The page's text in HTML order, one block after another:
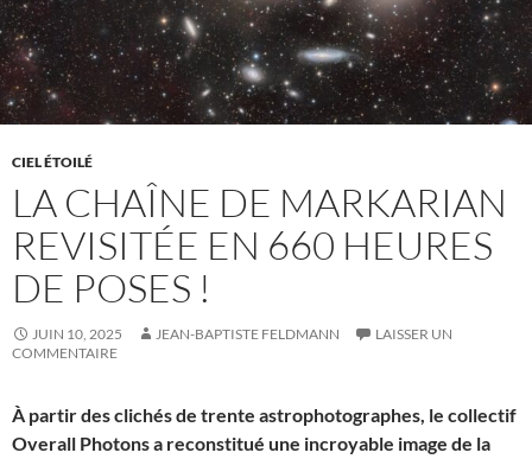
CIEL ÉTOILÉ
LA CHAÎNE DE MARKARIAN
REVISITÉE EN 660 HEURES
DE POSES !
JUIN 10, 2025 JEAN-BAPTISTE FELDMANN
LAISSER UN
COMMENTAIRE
À partir des clichés de trente astrophotographes, le collectif
Overall Photons a reconstitué une incroyable image de la